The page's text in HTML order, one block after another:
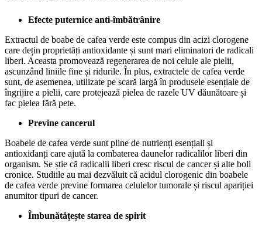
Efecte puternice anti-îmbătrânire
Extractul de boabe de cafea verde este compus din acizi clorogene
care dețin proprietăți antioxidante și sunt mari eliminatori de radicali
liberi. Aceasta promovează regenerarea de noi celule ale pielii,
ascunzând liniile fine și ridurile. În plus, extractele de cafea verde
sunt, de asemenea, utilizate pe scară largă în produsele esențiale de
îngrijire a pielii, care protejează pielea de razele UV dăunătoare și
fac pielea fără pete.
Previne cancerul
Boabele de cafea verde sunt pline de nutrienți esențiali și
antioxidanți care ajută la combaterea daunelor radicalilor liberi din
organism. Se știe că radicalii liberi cresc riscul de cancer și alte boli
cronice. Studiile au mai dezvăluit că acidul clorogenic din boabele
de cafea verde previne formarea celulelor tumorale și riscul apariției
anumitor tipuri de cancer.
Îmbunătățește starea de spirit